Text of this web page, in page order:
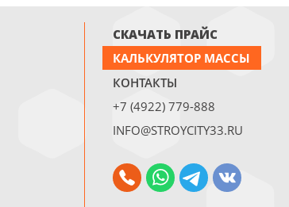
СКАЧАТЬ ПРАЙС
КАЛЬКУЛЯТОР МАССЫ
КОНТАКТЫ
+7 (4922) 779-888
INFO@STROYCITY33.RU